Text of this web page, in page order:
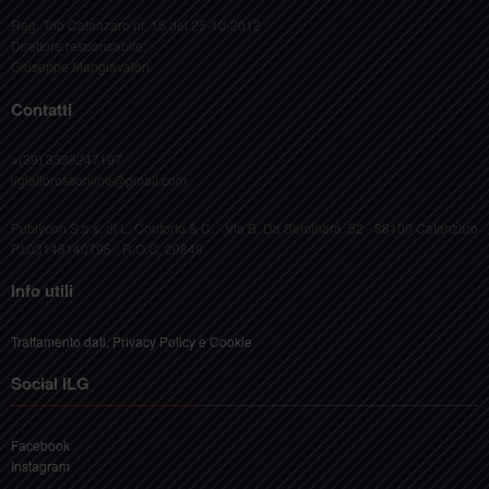
Contatti
+(39) 3338247197
Publycon S.a.s. di L. Conforto & C. - Via B. Da Seminara, 52 - 88100 Catanzaro
Info utili
Trattamento dati, Privacy Policy e Cookie
Social ILG
Facebook